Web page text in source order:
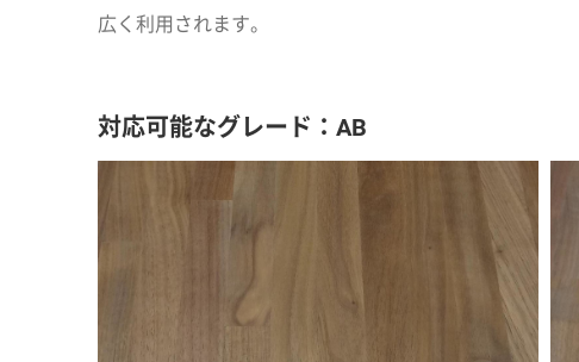
広く利用されます。
対応可能なグレード：AB